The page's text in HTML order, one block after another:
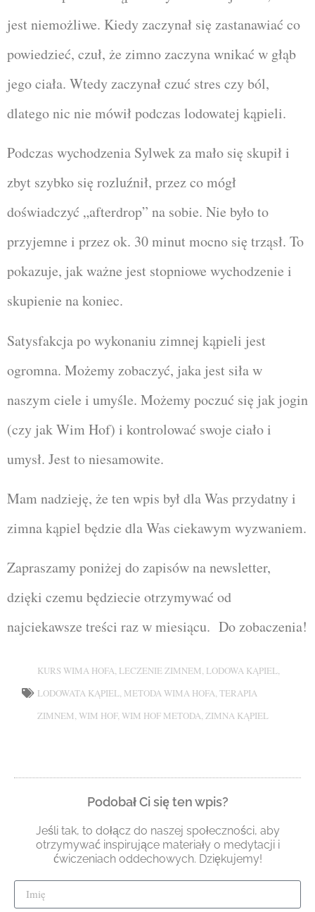
jest niemożliwe. Kiedy zaczynał się zastanawiać co
powiedzieć, czuł, że zimno zaczyna wnikać w głąb
jego ciała. Wtedy zaczynał czuć stres czy ból,
dlatego nic nie mówił podczas lodowatej kąpieli.
Podczas wychodzenia Sylwek za mało się skupił i
zbyt szybko się rozluźnił, przez co mógł
doświadczyć „afterdrop” na sobie. Nie było to
przyjemne i przez ok. 30 minut mocno się trząsł. To
pokazuje, jak ważne jest stopniowe wychodzenie i
skupienie na koniec.
Satysfakcja po wykonaniu zimnej kąpieli jest
ogromna. Możemy zobaczyć, jaka jest siła w
naszym ciele i umyśle. Możemy poczuć się jak jogin
(czy jak Wim Hof) i kontrolować swoje ciało i
umysł. Jest to niesamowite.
Mam nadzieję, że ten wpis był dla Was przydatny i
zimna kąpiel będzie dla Was ciekawym wyzwaniem.
Zapraszamy poniżej do zapisów na newsletter,
dzięki czemu będziecie otrzymywać od
najciekawsze treści raz w miesiącu. Do zobaczenia!
KURS WIMA HOFA, LECZENIE ZIMNEM, LODOWA KĄPIEL,
LODOWATA KĄPIEL, METODA WIMA HOFA,TERAPIA
ZIMNEM,WIM HOF,WIM HOF METODA,ZIMNA KĄPIEL
Podobał Ci się ten wpis?
Jeśli tak, to dołącz do naszej społeczności, aby
otrzymywać inspirujące materiały o medytacji i
ćwiczeniach oddechowych. Dziękujemy!